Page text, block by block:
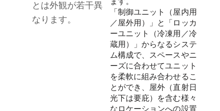
とは外観が若干異
なります。
「制御ユニット（屋内用
／屋外用）」と「ロッカ
ーユニット（冷凍用／冷
蔵用）」からなるシステ
ム構成で、スペースやニ
ーズに合わせてユニット
を柔軟に組み合わせるこ
とができ、屋外（直射日
光下は要庇）を含む様々
なロケーションへの設置